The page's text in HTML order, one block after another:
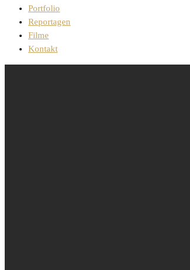
Portfolio
Reportagen
Filme
Kontakt